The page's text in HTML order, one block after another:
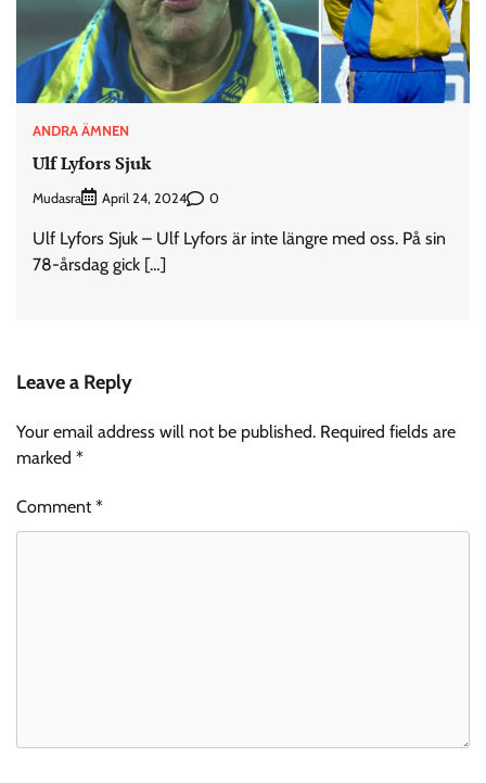
ANDRA ÄMNEN
Ulf Lyfors Sjuk
Mudasra April 24, 2024 0
Ulf Lyfors Sjuk – Ulf Lyfors är inte längre med oss. På sin
78-årsdag gick […]
Leave a Reply
Your email address will not be published. Required fields are
marked *
Comment*